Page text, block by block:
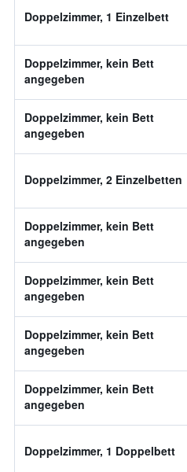
Doppelzimmer, 1 Einzelbett
Doppelzimmer, kein Bett
angegeben
Doppelzimmer, kein Bett
angegeben
Doppelzimmer, 2 Einzelbetten
Doppelzimmer, kein Bett
angegeben
Doppelzimmer, kein Bett
angegeben
Doppelzimmer, kein Bett
angegeben
Doppelzimmer, kein Bett
angegeben
Doppelzimmer, 1 Doppelbett